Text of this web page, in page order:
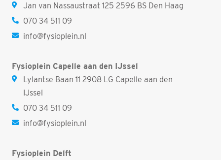
Jan van Nassaustraat 125 2596 BS Den Haag
070 34 511 09
info@fysioplein.nl
Fysioplein Capelle aan den IJssel
Lylantse Baan 11 2908 LG Capelle aan den
IJssel
070 34 511 09
info@fysioplein.nl
Fysioplein Delft